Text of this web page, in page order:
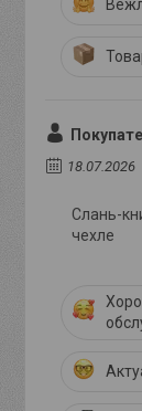
18.07.2026
Слань-
чехле